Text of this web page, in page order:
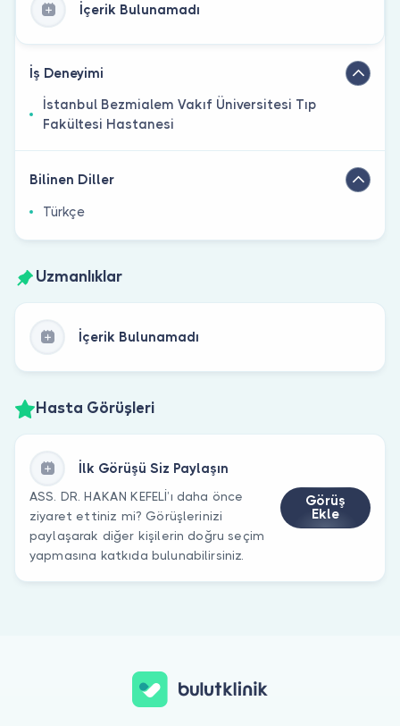
İçerik Bulunamadı
İş Deneyimi
İstanbul Bezmialem Vakıf Üniversitesi Tıp
Fakültesi Hastanesi
Bilinen Diller
Türkçe
Uzmanlıklar
İçerik Bulunamadı
Hasta Görüşleri
İlk Görüşü Siz Paylaşın
ASS. DR. HAKAN KEFELİ’ı daha önce
ziyaret ettiniz mi? Görüşlerinizi
paylaşarak diğer kişilerin doğru seçim
yapmasına katkıda bulunabilirsiniz.
Görüş
Ekle